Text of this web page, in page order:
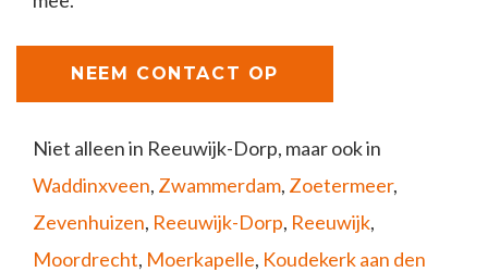
NEEM CONTACT OP
Niet alleen in Reeuwijk-Dorp, maar ook in
Waddinxveen, Zwammerdam, Zoetermeer,
Zevenhuizen, Reeuwijk-Dorp, Reeuwijk,
Moordrecht, Moerkapelle, Koudekerk aan den